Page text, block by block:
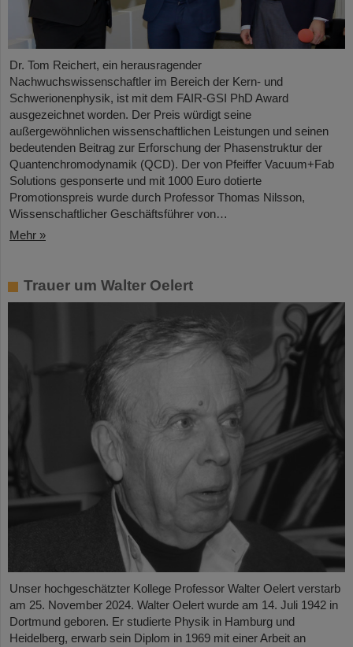
Dr. Tom Reichert, ein herausragender
Nachwuchswissenschaftler im Bereich der Kern- und
Schwerionenphysik, ist mit dem FAIR-GSI PhD Award
ausgezeichnet worden. Der Preis würdigt seine
außergewöhnlichen wissenschaftlichen Leistungen und seinen
bedeutenden Beitrag zur Erforschung der Phasenstruktur der
Quantenchromodynamik (QCD). Der von Pfeiffer Vacuum+Fab
Solutions gesponserte und mit 1000 Euro dotierte
Promotionspreis wurde durch Professor Thomas Nilsson,
Wissenschaftlicher Geschäftsführer von…
Mehr »
Trauer um Walter Oelert
Unser hochgeschätzter Kollege Professor Walter Oelert verstarb
am 25. November 2024. Walter Oelert wurde am 14. Juli 1942 in
Dortmund geboren. Er studierte Physik in Hamburg und
Heidelberg, erwarb sein Diplom in 1969 mit einer Arbeit an